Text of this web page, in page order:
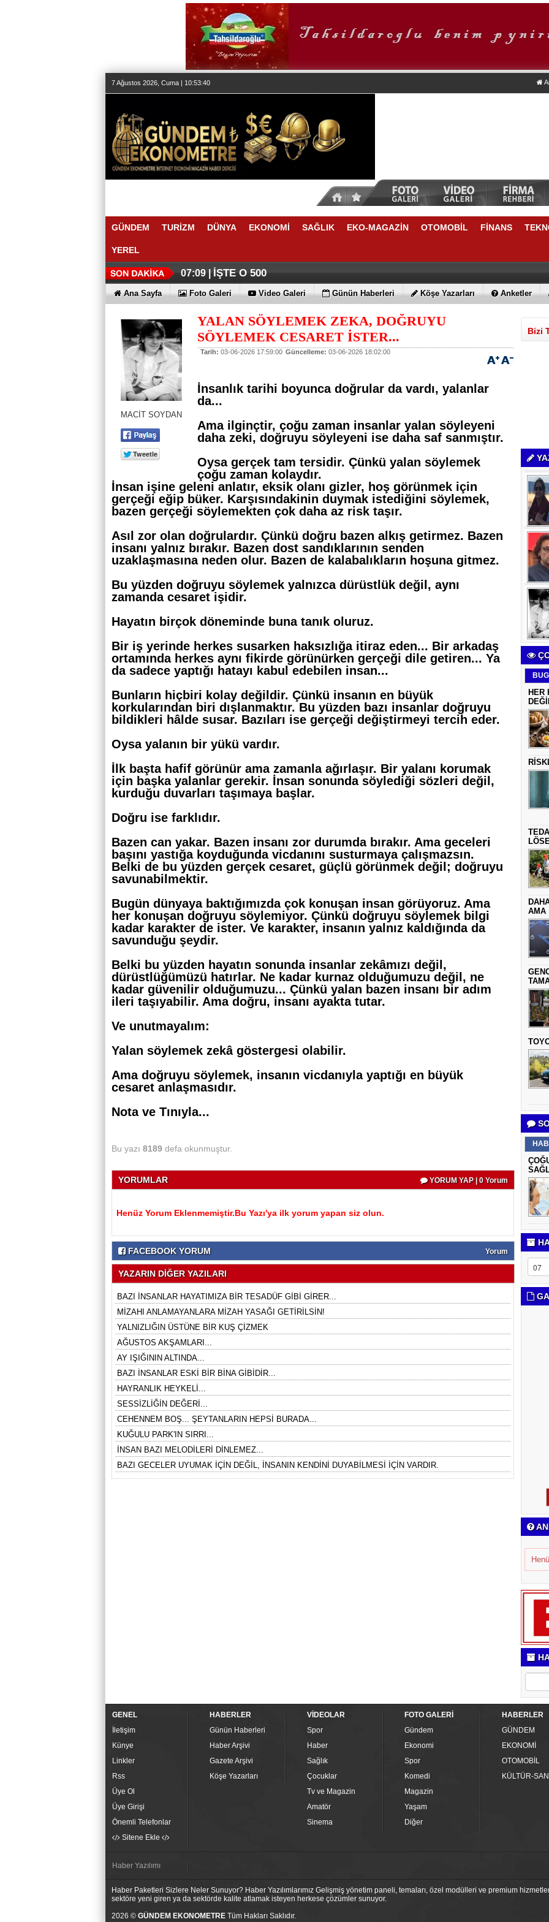
7 Ağustos 2026, Cuma | 10:53:40
GÜNDEM TURİZM DÜNYA EKONOMİ SAĞLIK EKO-MAGAZİN OTOMOBİL FİNANS
YEREL
07:09 | İŞTE O 500
Ana Sayfa Foto Galeri Video Galeri Günün Haberleri Köşe Yazarları Anketler
MACİT SOYDAN
YALAN SÖYLEMEK ZEKA, DOĞRUYU
SÖYLEMEK CESARET İSTER...
Tarih: 03-06-2026 17:59:00 Güncelleme: 03-06-2026 18:02:00
İnsanlık tarihi boyunca doğrular da vardı, yalanlar
da...
Ama ilginçtir, çoğu zaman insanlar yalan söyleyeni
daha zeki, doğruyu söyleyeni ise daha saf sanmıştır.
Oysa gerçek tam tersidir. Çünkü yalan söylemek
çoğu zaman kolaydır.
İnsan işine geleni anlatır, eksik olanı gizler, hoş görünmek için
gerçeği eğip büker. Karşısındakinin duymak istediğini söylemek,
bazen gerçeği söylemekten çok daha az risk taşır.
Asıl zor olan doğrulardır. Çünkü doğru bazen alkış getirmez. Bazen
insanı yalnız bırakır. Bazen dost sandıklarının senden
uzaklaşmasına neden olur. Bazen de kalabalıkların hoşuna gitmez.
Bu yüzden doğruyu söylemek yalnızca dürüstlük değil, aynı
zamanda cesaret işidir.
Hayatın birçok döneminde buna tanık oluruz.
Bir iş yerinde herkes susarken haksızlığa itiraz eden... Bir arkadaş
ortamında herkes aynı fikirde görünürken gerçeği dile getiren... Ya
da sadece yaptığı hatayı kabul edebilen insan...
Bunların hiçbiri kolay değildir. Çünkü insanın en büyük
korkularından biri dışlanmaktır. Bu yüzden bazı insanlar doğruyu
bildikleri hâlde susar. Bazıları ise gerçeği değiştirmeyi tercih eder.
Oysa yalanın bir yükü vardır.
İlk başta hafif görünür ama zamanla ağırlaşır. Bir yalanı korumak
için başka yalanlar gerekir. İnsan sonunda söylediği sözleri değil,
kurduğu duvarları taşımaya başlar.
Doğru ise farklıdır.
Bazen can yakar. Bazen insanı zor durumda bırakır. Ama geceleri
başını yastığa koyduğunda vicdanını susturmaya çalışmazsın.
Belki de bu yüzden gerçek cesaret, güçlü görünmek değil; doğruyu
savunabilmektir.
Bugün dünyaya baktığımızda çok konuşan insan görüyoruz. Ama
her konuşan doğruyu söylemiyor. Çünkü doğruyu söylemek bilgi
kadar karakter de ister. Ve karakter, insanın yalnız kaldığında da
savunduğu şeydir.
Belki bu yüzden hayatın sonunda insanlar zekâmızı değil,
dürüstlüğümüzü hatırlar. Ne kadar kurnaz olduğumuzu değil, ne
kadar güvenilir olduğumuzu... Çünkü yalan bazen insanı bir adım
ileri taşıyabilir. Ama doğru, insanı ayakta tutar.
Ve unutmayalım:
Yalan söylemek zekâ göstergesi olabilir.
Ama doğruyu söylemek, insanın vicdanıyla yaptığı en büyük
cesaret anlaşmasıdır.
Nota ve Tınıyla...
Bu yazı 8189 defa okunmuştur.
YORUMLAR YORUM YAP | 0 Yorum
Henüz Yorum Eklenmemiştir.Bu Yazı'ya ilk yorum yapan siz olun.
FACEBOOK YORUM Yorum
YAZARIN DİĞER YAZILARI
BAZI İNSANLAR HAYATIMIZA BİR TESADÜF GİBİ GİRER...
MİZAHI ANLAMAYANLARA MİZAH YASAĞI GETİRİLSİN!
YALNIZLIĞIN ÜSTÜNE BİR KUŞ ÇİZMEK
AĞUSTOS AKŞAMLARI...
AY IŞIĞININ ALTINDA...
BAZI İNSANLAR ESKİ BİR BİNA GİBİDİR...
HAYRANLIK HEYKELİ...
SESSİZLİĞİN DEĞERİ...
CEHENNEM BOŞ... ŞEYTANLARIN HEPSİ BURADA...
KUĞULU PARK'IN SIRRI...
İNSAN BAZI MELODİLERİ DİNLEMEZ...
BAZI GECELER UYUMAK İÇİN DEĞİL, İNSANIN KENDİNİ DUYABİLMESİ İÇİN VARDIR.
Bizi
HER
AMA
GENEL
İletişim
Künye
Linkler
Rss
Üye Ol
Üye Girişi
Önemli Telefonlar
Sitene Ekle
HABERLER
Günün Haberleri
Haber Arşivi
Gazete Arşivi
Köşe Yazarları
VİDEOLAR
Spor
Haber
Sağlık
Çocuklar
Tv ve Magazin
Amatör
Sinema
FOTO GALERİ
Gündem
Ekonomi
Spor
Komedi
Magazin
Yaşam
Diğer
HABERLER
GÜNDEM
EKONOMİ
OTOMOBİL
KÜLTÜR-
Haber Yazılımı
Haber Paketleri Sizlere Neler Sunuyor? Haber Yazılımlarımız Gelişmiş yönetim paneli, temaları, özel modülleri ve premium
sektöre yeni giren ya da sektörde kalite atlamak isteyen herkese çözümler sunuyor.
2026 © GÜNDEM EKONOMETRE Tüm Hakları Saklıdır.